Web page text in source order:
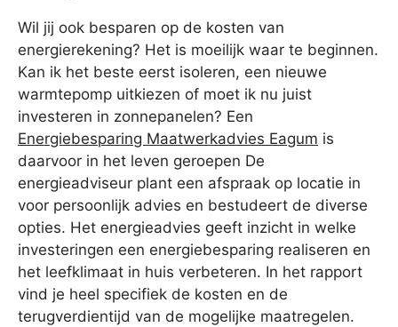
Wil jij ook besparen op de kosten van
energierekening? Het is moeilijk waar te beginnen.
Kan ik het beste eerst isoleren, een nieuwe
warmtepomp uitkiezen of moet ik nu juist
investeren in zonnepanelen? Een
Energiebesparing Maatwerkadvies Eagum is
daarvoor in het leven geroepen De
energieadviseur plant een afspraak op locatie in
voor persoonlijk advies en bestudeert de diverse
opties. Het energieadvies geeft inzicht in welke
investeringen een energiebesparing realiseren en
het leefklimaat in huis verbeteren. In het rapport
vind je heel specifiek de kosten en de
terugverdientijd van de mogelijke maatregelen.